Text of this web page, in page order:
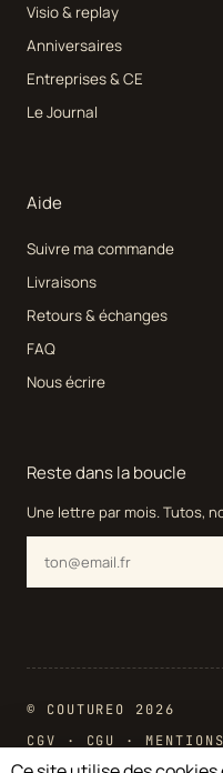
Visio & replay
Anniversaires
Entreprises & CE
Le Journal
Aide
Suivre ma commande
Livraisons
Retours & échanges
FAQ
Nous écrire
Reste dans la boucle
Une lettre par mois. Tutos,
© COUTUREO 2026
CGV
· CGU ·
COOKIES